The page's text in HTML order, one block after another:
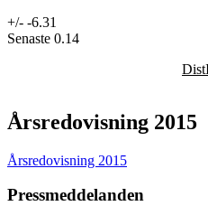
+/- -6.31
Senaste 0.14
Årsredovisning 2015
Årsredovisning 2015
Pressmeddelanden